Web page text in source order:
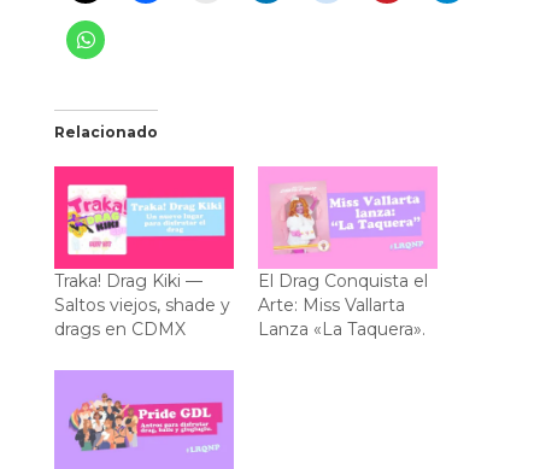
Relacionado
Traka! Drag Kiki —
Saltos viejos, shade y
drags en CDMX
El Drag Conquista el
Arte: Miss Vallarta
Lanza «La Taquera».